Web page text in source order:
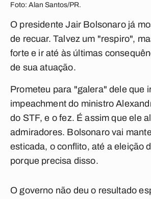
Foto: Alan Santos/PR.
O presidente Jair Bolsonaro já
de recuar. Talvez um "respiro",
forte e ir até às últimas
de sua atuação.
Prometeu para "galera" dele que
impeachment do ministro
do STF, e o fez. É assim que ele
admiradores. Bolsonaro vai
esticada, o conflito, até a eleição
porque precisa disso.
O governo não deu o resultado